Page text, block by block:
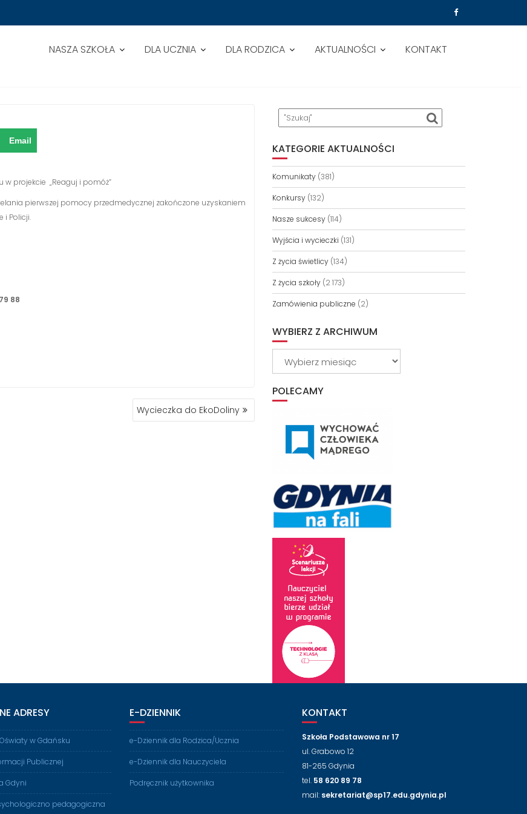
NASZA SZKOŁA DLA UCZNIA DLA RODZICA AKTUALNOŚCI KONTAKT
Email
w projekcie „Reaguj i pomóż”
pierwszej pomocy przedmedycznej zakończone uzyskaniem
i Policji.
88
Wycieczka do EkoDoliny
KATEGORIE AKTUALNOŚCI
Komunikaty(381)
Konkursy(132)
Nasze sukcesy(114)
Wyjścia i wycieczki (131)
Z życia świetlicy(134)
Z życia szkoły(2 173)
Zamówienia publiczne (2)
WYBIERZ Z ARCHIWUM
POLECAMY
ADRESY
w Gdańsku
Publicznej
Gdyni
pedagogiczna
E-DZIENNIK
e-Dziennik dla Rodzica/Ucznia
e-Dziennik dla Nauczyciela
Podręcznik użytkownika
KONTAKT
Szkoła Podstawowa nr 17
ul. Grabowo 12
81-265 Gdynia
tel. 58 620 89 78
mail: sekretariat@sp17.edu.gdynia.pl